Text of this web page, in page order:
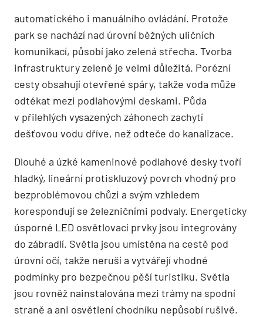
automatického i manuálního ovládání. Protože
park se nachází nad úrovní běžných uličních
komunikací, působí jako zelená střecha. Tvorba
infrastruktury zeleně je velmi důležitá. Porézní
cesty obsahují otevřené spáry, takže voda může
odtékat mezi podlahovými deskami. Půda
v přilehlých vysazených záhonech zachytí
dešťovou vodu dříve, než odteče do kanalizace.
Dlouhé a úzké kameninové podlahové desky tvoří
hladký, lineární protiskluzový povrch vhodný pro
bezproblémovou chůzi a svým vzhledem
korespondují se železničními podvaly. Energeticky
úsporné LED osvětlovací prvky jsou integrovány
do zábradlí. Světla jsou umístěna na cestě pod
úrovní očí, takže neruší a vytvářejí vhodné
podmínky pro bezpečnou pěší turistiku. Světla
jsou rovněž nainstalována mezi trámy na spodní
straně a ani osvětlení chodníku nepůsobí rušivě.